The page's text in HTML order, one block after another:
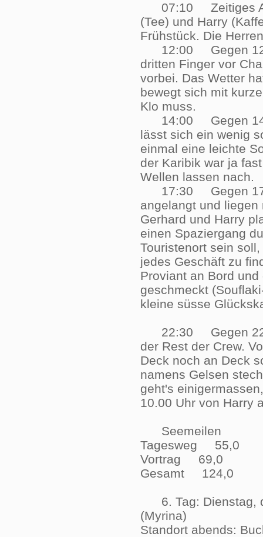
07:10 Zeitiges
(Tee) und Harry
Frühstück. Die
12:00 Gegen
dritten Finger vor
vorbei. Das Wetter
bewegt sich mit
Klo muss.
14:00 Gegen
lässt sich ein wenig
einmal eine leichte
der Karibik war ja
Wellen lassen
17:30 Gegen
angelangt und
Gerhard und Harry
einen Spaziergang
Touristenort sein
jedes Geschäft zu
Proviant an Bord
geschmeckt
kleine süsse
22:30 Gegen
der Rest der Crew.
Deck noch an Deck
namens Gelsen
geht's
10.00 Uhr von
Seemeilen
Tagesweg 55,0
Vortrag 69,0
Gesamt 124,0
6. Tag: Dienstag,
(Myrina)
Standort abends: